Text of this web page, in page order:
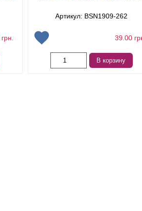
грн.
Артикул: BSN1909-262
39.00
В корзину